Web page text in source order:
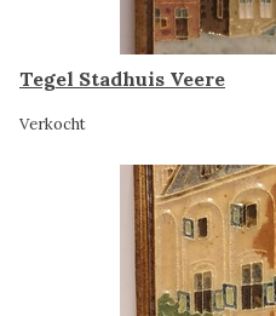
Tegel Stadhuis Veere
Verkocht